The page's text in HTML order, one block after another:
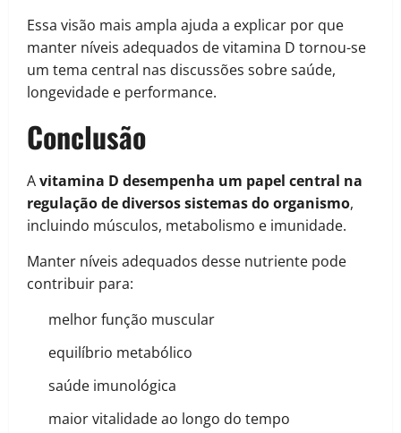
Essa visão mais ampla ajuda a explicar por que
manter níveis adequados de vitamina D tornou-se
um tema central nas discussões sobre saúde,
longevidade e performance.
Conclusão
Avitamina D desempenha um papel central na
regulação de diversos sistemas do organismo,
incluindo músculos, metabolismo e imunidade.
Manter níveis adequados desse nutriente pode
contribuir para:
melhor função muscular
equilíbrio metabólico
saúde imunológica
maior vitalidade ao longo do tempo